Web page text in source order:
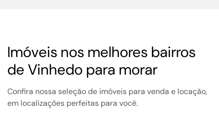
Imóveis nos melhores bairros
de Vinhedo para morar
Confira nossa seleção de imóveis para venda e locação,
em localizações perfeitas para você.